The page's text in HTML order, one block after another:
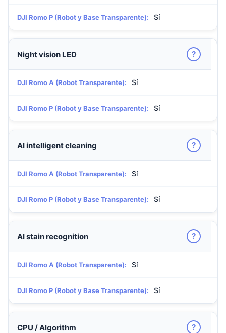
DJI Romo P (Robot y Base Transparente): Sí
Night vision LED ?
DJI Romo A (Robot Transparente): Sí
DJI Romo P (Robot y Base Transparente): Sí
AI intelligent cleaning ?
DJI Romo A (Robot Transparente): Sí
DJI Romo P (Robot y Base Transparente): Sí
AI stain recognition ?
DJI Romo A (Robot Transparente): Sí
DJI Romo P (Robot y Base Transparente): Sí
CPU / Algorithm ?